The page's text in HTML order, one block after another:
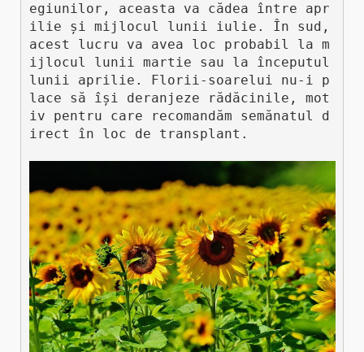
egiunilor, aceasta va cădea între apr
ilie și mijlocul lunii iulie. În sud,
acest lucru va avea loc probabil la m
ijlocul lunii martie sau la începutul
lunii aprilie. Florii-soarelui nu-i p
lace să își deranjeze rădăcinile, mot
iv pentru care recomandăm semănatul d
irect în loc de transplant.